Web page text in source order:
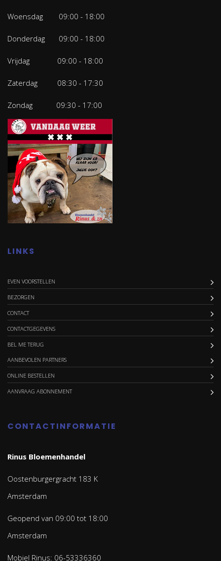
Woensdag 09:00 - 18:00
Donderdag 09:00 - 18:00
Vrijdag 09:00 - 18:00
Zaterdag 08:30 - 17:30
Zondag 09:30 - 17:00
LINKS
EVEN VOORSTELLEN
BEZORGEN
CONTACT
CONTACTGEGEVENS
BEL ME TERUG
AANBEVOLEN PARTNERS
ONLINE BESTELLEN
AANVRAAG ABONNEMENT
CONTACTINFORMATIE
Rinus Bloemenhandel
Oostenburgergracht 183 K
Amsterdam
Geopend van 09:00 tot 18:00
Amsterdam
Mobiel Rinus: 06-53336360